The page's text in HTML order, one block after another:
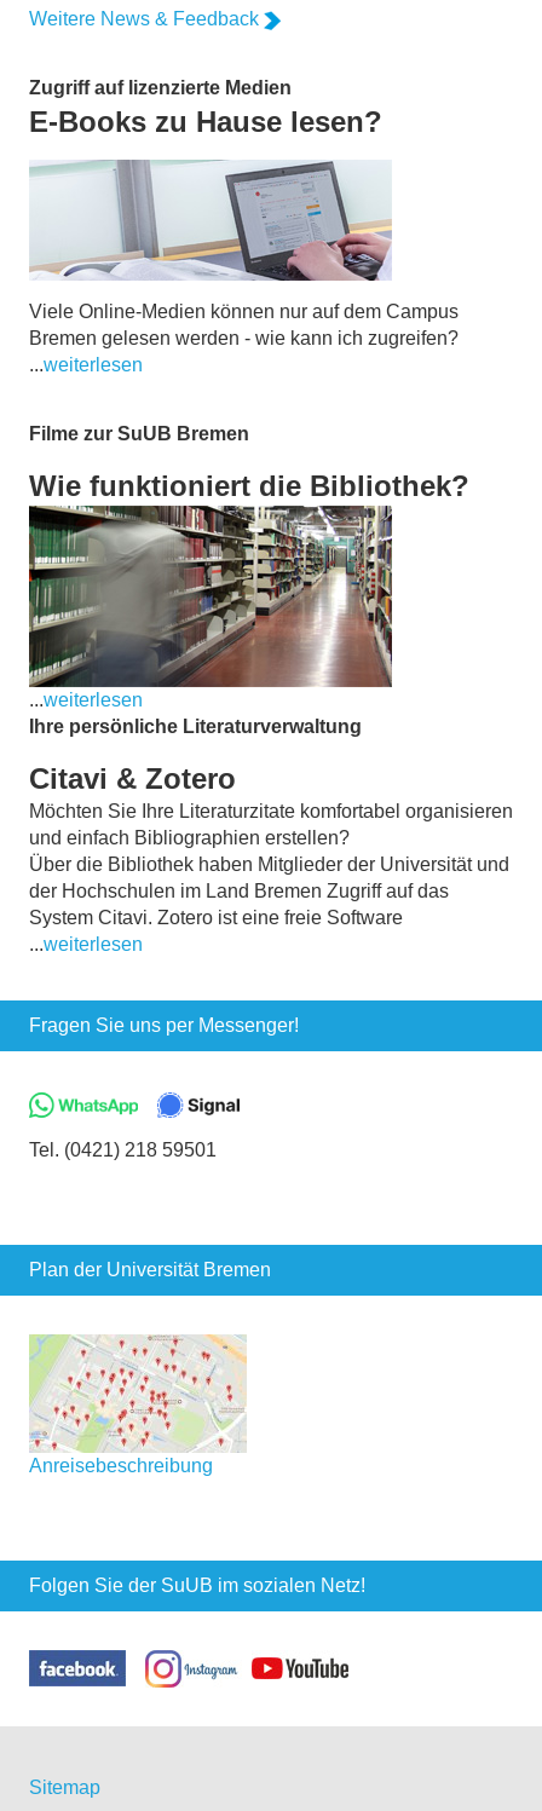
Weitere News & Feedback
Zugriff auf lizenzierte Medien
E-Books zu Hause lesen?
Viele Online-Medien können nur auf dem Campus
Bremen gelesen werden - wie kann ich zugreifen?
...weiterlesen
Filme zur SuUB Bremen
Wie funktioniert die Bibliothek?
...weiterlesen
Ihre persönliche Literaturverwaltung
Citavi & Zotero
Möchten Sie Ihre Literaturzitate komfortabel organisieren
und einfach Bibliographien erstellen?
Über die Bibliothek haben Mitglieder der Universität und
der Hochschulen im Land Bremen Zugriff auf das
System Citavi. Zotero ist eine freie Software
...weiterlesen
Fragen Sie uns per Messenger!
Tel. (0421) 218 59501
Plan der Universität Bremen
Anreisebeschreibung
Folgen Sie der SuUB im sozialen Netz!
Sitemap